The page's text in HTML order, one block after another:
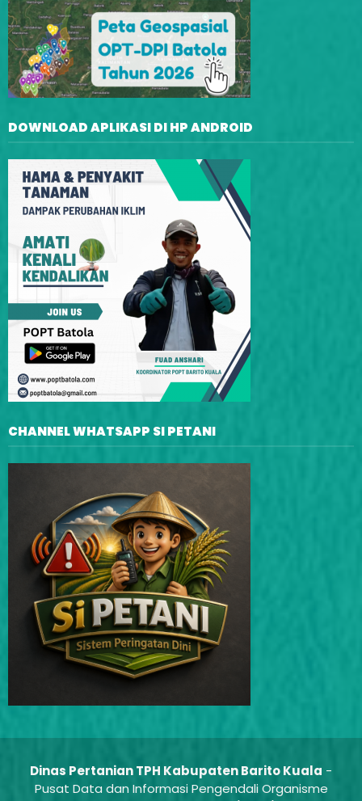
DOWNLOAD APLIKASI DI HP ANDROID
CHANNEL WHATSAPP SI PETANI
Dinas Pertanian TPH Kabupaten Barito Kuala -
Pusat Data dan Informasi Pengendali Organisme